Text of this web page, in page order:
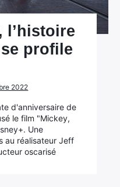
l’histoire
profile
2022
d'anniversaire de
le film "Mickey,
Une
au réalisateur Jeff
oscarisé